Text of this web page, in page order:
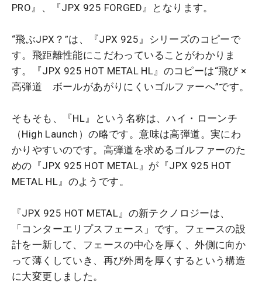
PRO』、『JPX 925 FORGED』となります。
“飛ぶJPX？”は、『JPX 925』シリーズのコピーで
す。飛距離性能にこだわっていることがわかりま
す。『JPX 925 HOT METAL HL』のコピーは“飛び ×
高弾道 ボールがあがりにくいゴルファーへ”です。
そもそも、『HL』という名称は、ハイ・ローンチ
（High Launch）の略です。意味は高弾道。実にわ
かりやすいのです。高弾道を求めるゴルファーのた
めの『JPX 925 HOT METAL』が『JPX 925 HOT
METAL HL』のようです。
『JPX 925 HOT METAL』の新テクノロジーは、
「コンターエリプスフェース」です。フェースの設
計を一新して、フェースの中心を厚く、外側に向か
って薄くしていき、再び外周を厚くするという構造
に大変更しました。